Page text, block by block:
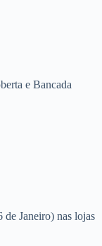
e Bancada
de Janeiro) nas lojas